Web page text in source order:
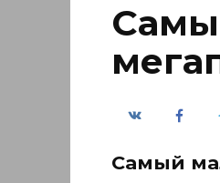
Самый